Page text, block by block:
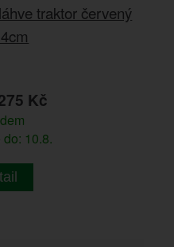
traktor červený
Kč
10.8.